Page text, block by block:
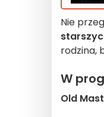
Nie
rodzina,
W
Old